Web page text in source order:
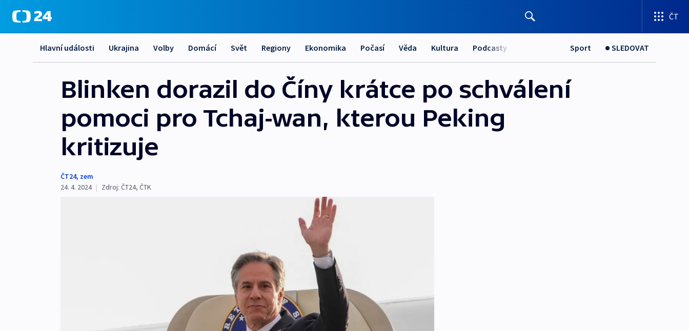
ČT
Hlavní události Ukrajina Volby Domácí Svět Regiony Ekonomika Počasí Věda Kultura Podcasty Sport SLEDOVAT
Blinken dorazil do Číny krátce po schválení
pomoci pro Tchaj-wan, kterou Peking
kritizuje
ČT24, zem
24. 4. 2024 | Zdroj: ČT24, ČTK